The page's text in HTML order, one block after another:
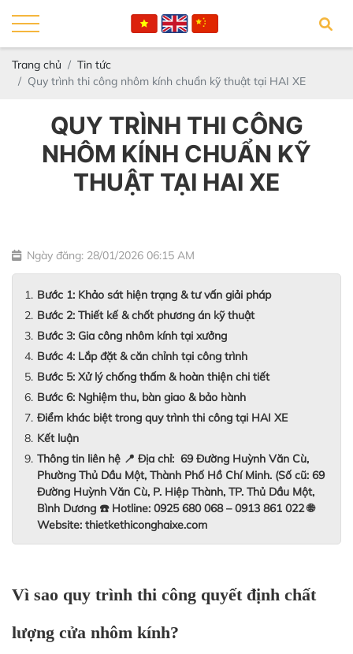
Trang chủ
Tin tức
Quy trình thi công nhôm kính chuẩn kỹ thuật tại HAI XE
QUY TRÌNH THI CÔNG
NHÔM KÍNH CHUẨN KỸ
THUẬT TẠI HAI XE
Ngày đăng: 28/01/2026 06:15 AM
Bước 1: Khảo sát hiện trạng & tư vấn giải pháp
Bước 2: Thiết kế & chốt phương án kỹ thuật
Bước 3: Gia công nhôm kính tại xưởng
Bước 4: Lắp đặt & căn chỉnh tại công trình
Bước 5: Xử lý chống thấm & hoàn thiện chi tiết
Bước 6: Nghiệm thu, bàn giao & bảo hành
Điểm khác biệt trong quy trình thi công tại HAI XE
Kết luận
Thông tin liên hệ 📍 Địa chỉ: 69 Đường Huỳnh Văn Cù,
Phường Thủ Dầu Một, Thành Phố Hồ Chí Minh. (Số cũ: 69
Đường Huỳnh Văn Cù, P. Hiệp Thành, TP. Thủ Dầu Một,
Bình Dương ☎️ Hotline: 0925 680 068 – 0913 861 022 🌐
Website: thietkethiconghaixe.com
Vì sao quy trình thi công quyết định chất
lượng cửa nhôm kính?